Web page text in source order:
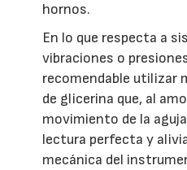
hornos.
En lo que respecta a
vibraciones o
recomendable utilizar
de glicerina que, al
movimiento de la
lectura perfecta y
mecánica del